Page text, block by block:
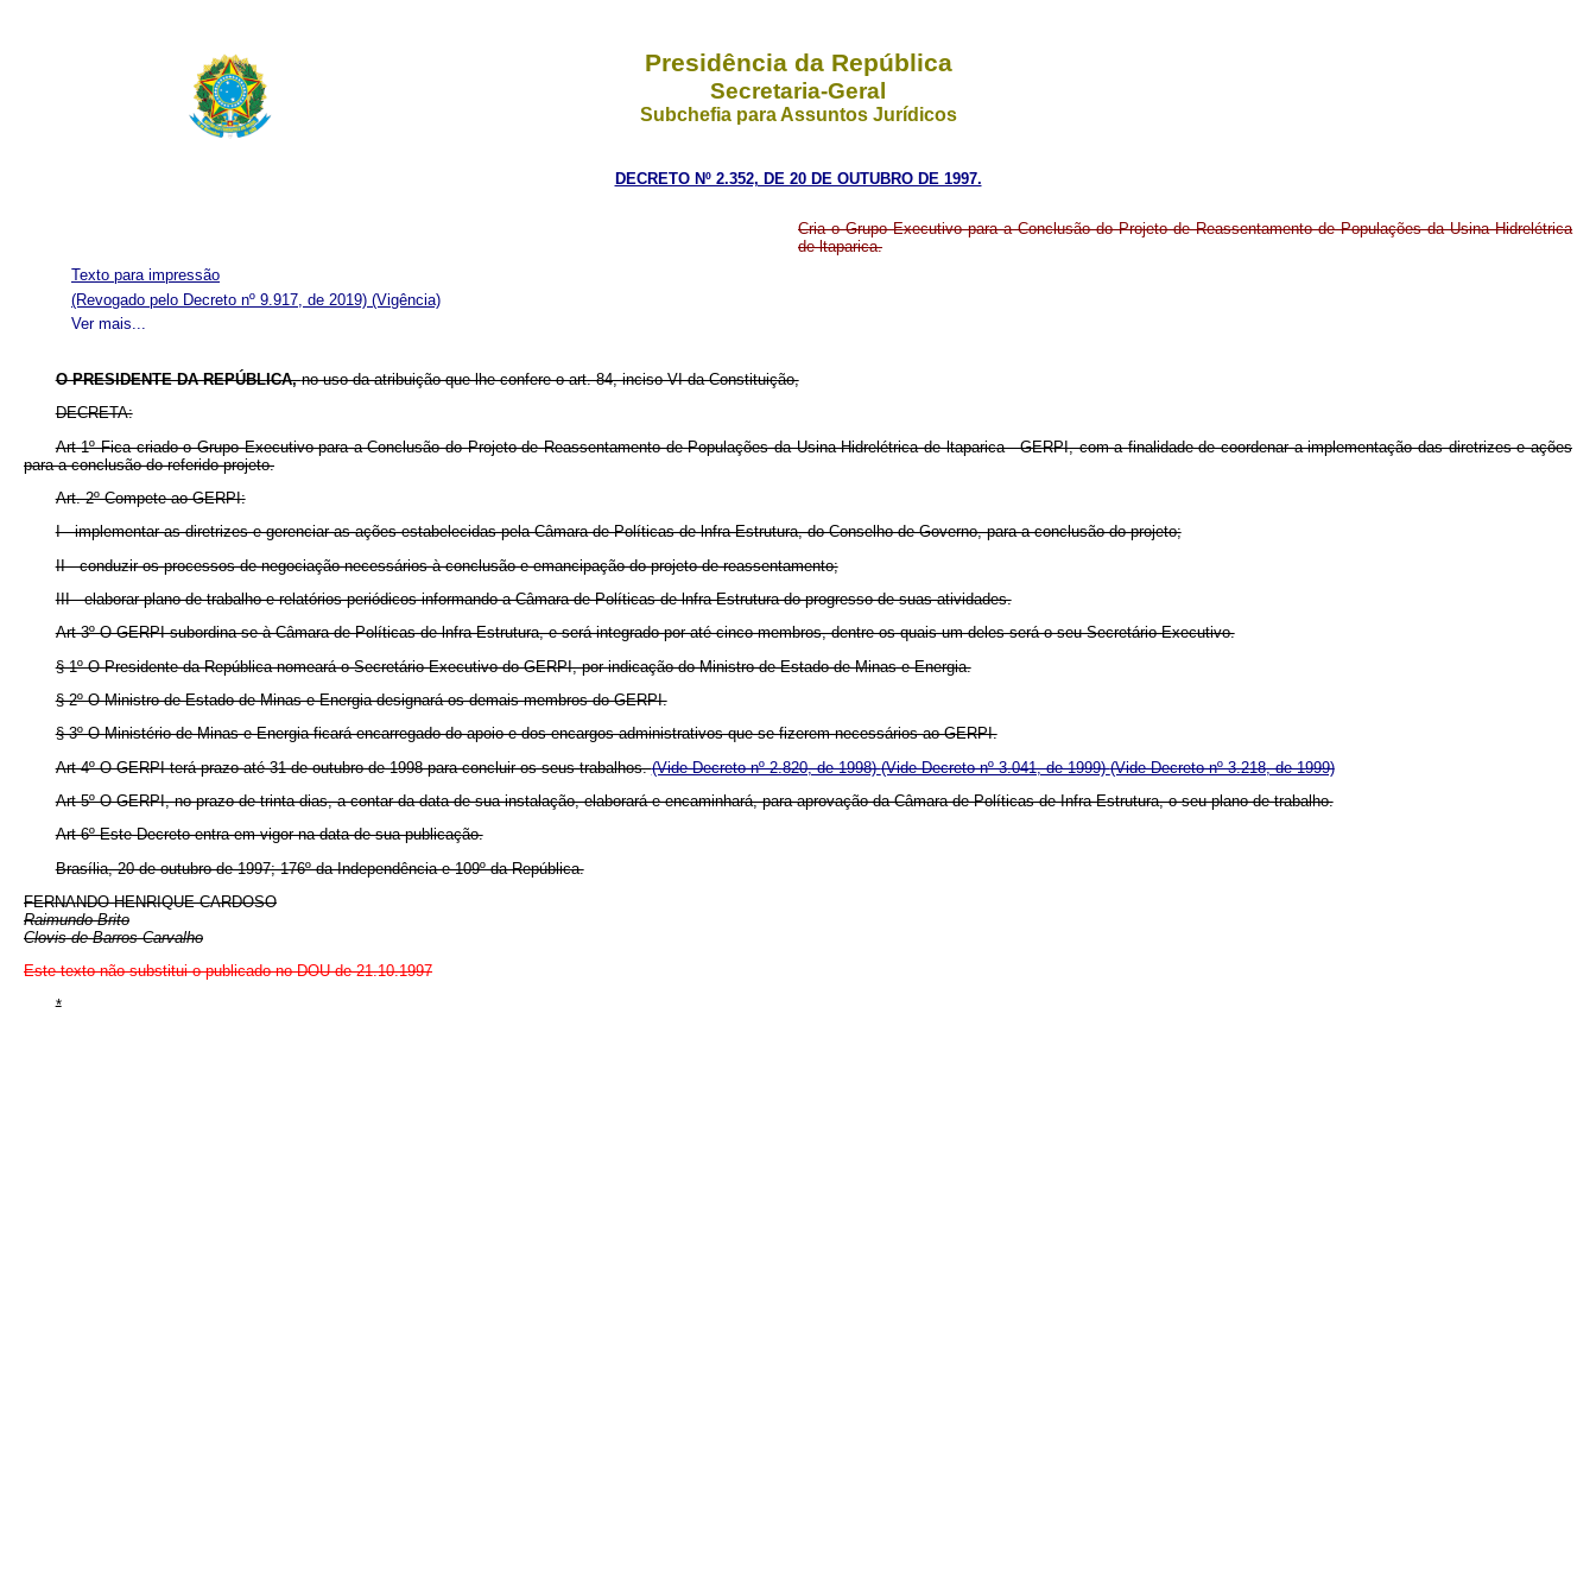
Presidência da República
Secretaria-Geral
Subchefia para Assuntos Jurídicos
DECRETO Nº 2.352, DE 20 DE OUTUBRO DE 1997.
Cria o Grupo Executivo para a Conclusão do Projeto de Reassentamento de Populações da Usina Hidrelétrica
de ltaparica.
Texto para impressão
Ver mais...
(Revogado pelo Decreto nº 9.917, de 2019) (Vigência)
O PRESIDENTE DA REPÚBLICA,no uso da atribuição que lhe confere o art. 84, inciso VI da Constituição,
DECRETA:
Art 1º Fica criado o Grupo Executivo para a Conclusão do Projeto de Reassentamento de Populações da Usina Hidrelétrica de ltaparica - GERPI, com a finalidade de coordenar a implementação das diretrizes e ações
para a conclusão do referido projeto.
Art. 2º Compete ao GERPI:
I - implementar as diretrizes e gerenciar as ações estabelecidas pela Câmara de Políticas de lnfra-Estrutura, do Conselho de Governo, para a conclusão do projeto;
II - conduzir os processos de negociação necessários à conclusão e emancipação do projeto de reassentamento;
III - elaborar plano de trabalho e relatórios periódicos informando a Câmara de Políticas de lnfra-Estrutura do progresso de suas atividades.
Art 3º O GERPI subordina-se à Câmara de Políticas de lnfra-Estrutura, e será integrado por até cinco membros, dentre os quais um deles será o seu Secretário-Executivo.
§ 1º O Presidente da República nomeará o Secretário-Executivo do GERPI, por indicação do Ministro de Estado de Minas e Energia.
§ 2º O Ministro de Estado de Minas e Energia designará os demais membros do GERPI.
§ 3º O Ministério de Minas e Energia ficará encarregado do apoio e dos encargos administrativos que se fizerem necessários ao GERPI.
Art 4º O GERPI terá prazo até 31 de outubro de 1998 para concluir os seus trabalhos.(Vide Decreto nº 2.820, de 1998)(Vide Decreto nº 3.041, de 1999)(Vide Decreto nº 3.218, de 1999)
Art 5º O GERPI, no prazo de trinta dias, a contar da data de sua instalação, elaborará e encaminhará, para aprovação da Câmara de Políticas de Infra-Estrutura, o seu plano de trabalho.
Art 6º Este Decreto entra em vigor na data de sua publicação.
Brasília, 20 de outubro de 1997; 176º da Independência e 109º da República.
FERNANDO HENRIQUE CARDOSO
Raimundo Brito
Clovis de Barros Carvalho
Este texto não substitui o publicado no DOU de 21.10.1997
*